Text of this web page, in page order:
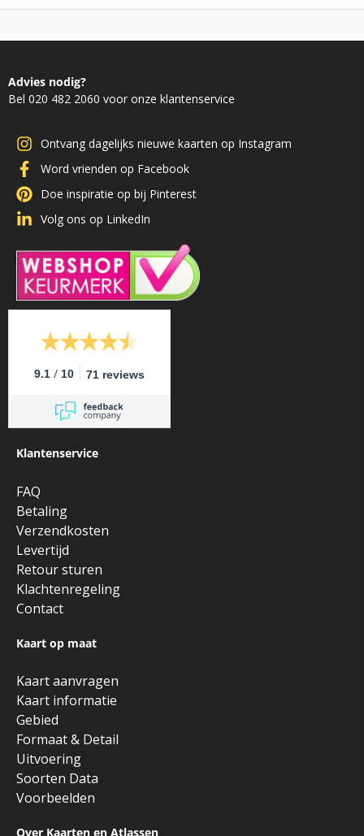
Advies nodig?
Bel 020 482 2060 voor onze klantenservice
Ontvang dagelijks nieuwe kaarten op Instagram
Word vrienden op Facebook
Doe inspiratie op bij Pinterest
Volg ons op LinkedIn
9.1 / 10 71 reviews
Klantenservice
FAQ
Betaling
Verzendkosten
Levertijd
Retour sturen
Klachtenregeling
Contact
Kaart op maat
Kaart aanvragen
Kaart informatie
Gebied
Formaat & Detail
Uitvoering
Soorten Data
Voorbeelden
Over Kaarten en Atlassen